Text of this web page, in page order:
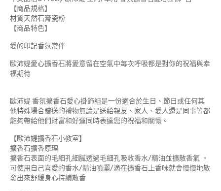
【商品規格】
材質天然石膏瓷粉
【商品特色】
愛的印記香氛常伴
歐沛媞愛心擴香石將愛意留在空氣中每次呼吸都是對你的祝福與幸
福期待
歐沛媞 香氛擴香石愛心掛飾組是一份適合於生日、節日或任何其
他特殊場合贈送的禮物無論是送給親友、家人、愛人還是同事等都
能夠帶給他們財富和好運同時表達您的祝福和關懷。
【歐沛媞擴香石小教室】
擴香石擴香原理
擴香石表面的毛細孔細膩透過毛細孔吸收香水/精油並擴散香氣 。
可使用自己喜愛的香水/精油噴灑/滴在擴香石上香味就會慢慢地散
發出來舒緩身心持續散香